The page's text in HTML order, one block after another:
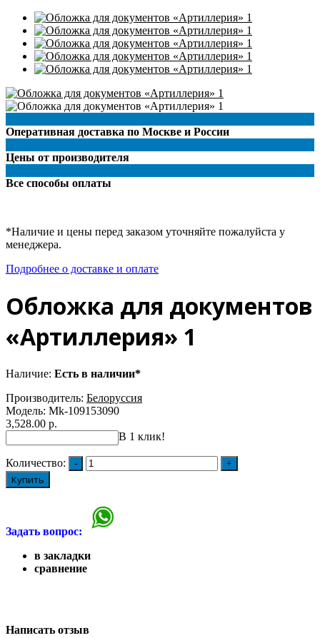
Оперативная доставка по Москве и России
Цены от производителя
Все способы оплаты
*Наличие и цены перед заказом уточняйте пожалуйста у
менеджера.
Подробнее о доставке и оплате
Обложка для документов
«Артиллерия» 1
Наличие: Есть в наличии*
Производитель: Белоруссия
Модель: Mk-109153090
3,528.00 р.
В 1 клик!
Количество:
Купить
Задать вопрос:
в закладки
сравнение
Написать отзыв